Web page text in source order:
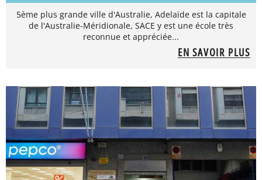
5ème plus grande ville d'Australie, Adelaïde est la capitale
de l'Australie-Méridionale, SACE y est une école très
reconnue et appréciée...
EN SAVOIR PLUS